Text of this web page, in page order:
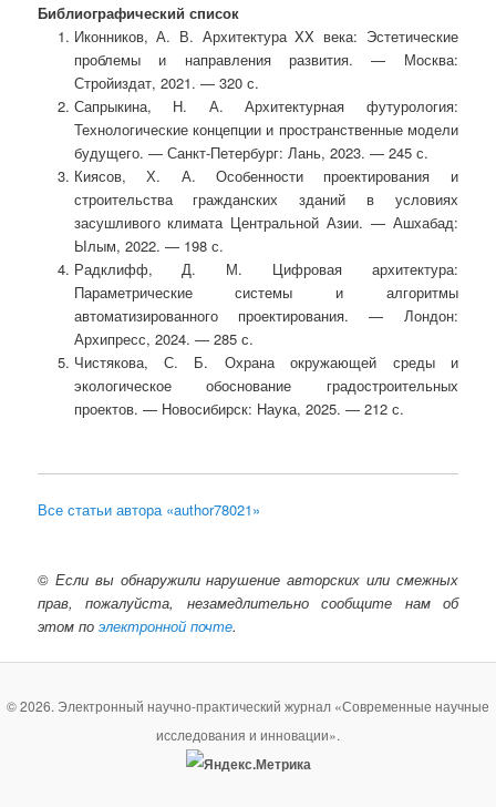
Библиографический список
Иконников, А. В. Архитектура XX века: Эстетические
проблемы и направления развития. — Москва:
Стройиздат, 2021. — 320 с.
Сапрыкина, Н. А. Архитектурная футурология:
Технологические концепции и пространственные модели
будущего. — Санкт-Петербург: Лань, 2023. — 245 с.
Киясов, Х. А. Особенности проектирования и
строительства гражданских зданий в условиях
засушливого климата Центральной Азии. — Ашхабад:
Ылым, 2022. — 198 с.
Радклифф, Д. М. Цифровая архитектура:
Параметрические системы и алгоритмы
автоматизированного проектирования. — Лондон:
Архипресс, 2024. — 285 с.
Чистякова, С. Б. Охрана окружающей среды и
экологическое обоснование градостроительных
проектов. — Новосибирск: Наука, 2025. — 212 с.
Все статьи автора «author78021»
© Если вы обнаружили нарушение авторских или смежных
прав, пожалуйста, незамедлительно сообщите нам об
этом поэлектронной почте.
© 2026. Электронный научно-практический журнал «Современные научные
исследования и инновации».